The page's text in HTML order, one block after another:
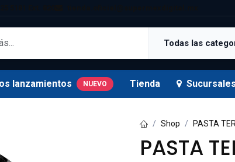
Todas las
lanzamientos NUEVO Tienda Sucursales
Shop PASTA
PASTA